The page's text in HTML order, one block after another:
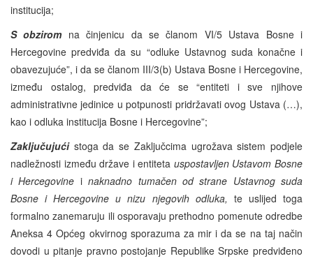
institucija;
S obzirom na činjenicu da se članom VI/5 Ustava Bosne i
Hercegovine predviđa da su “odluke Ustavnog suda konačne i
obavezujuće”, i da se članom III/3(b) Ustava Bosne i Hercegovine,
između ostalog, predviđa da će se “entiteti i sve njihove
administrativne jedinice u potpunosti pridržavati ovog Ustava (…),
kao i odluka institucija Bosne i Hercegovine”;
Zaključujući stoga da se Zaključcima ugrožava sistem podjele
nadležnosti između države i entiteta uspostavljen Ustavom Bosne
i Hercegovine inaknadno tumačen od strane Ustavnog suda
Bosne i Hercegovine u nizu njegovih odluka, te uslijed toga
formalno zanemaruju ili osporavaju prethodno pomenute odredbe
Aneksa 4 Općeg okvirnog sporazuma za mir i da se na taj način
dovodi u pitanje pravno postojanje Republike Srpske predviđeno